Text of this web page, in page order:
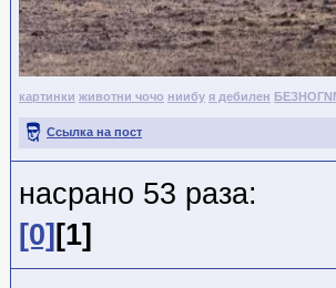
картинки животни чочо ниибу я дебилен
Ссылка на пост
насрано 53 раза:
[0] [1]